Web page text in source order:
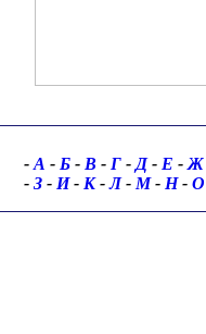
- А - Б - В - Г - Д- Е -
-З -И-К-Л-М-Н-